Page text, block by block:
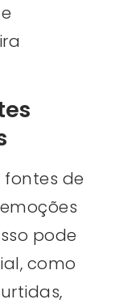
de
pode
como